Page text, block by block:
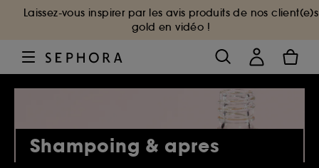
Laissez-vous inspirer par les avis produits de nos client(e)s
gold en vidéo !
Shampoing & apres